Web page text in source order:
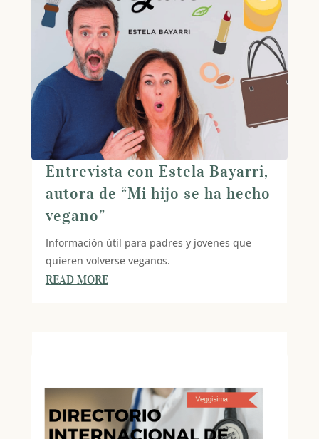
Entrevista con Estela Bayarri,
autora de “Mi hijo se ha hecho
vegano”
Información útil para padres y jovenes que
quieren volverse veganos.
READ MORE